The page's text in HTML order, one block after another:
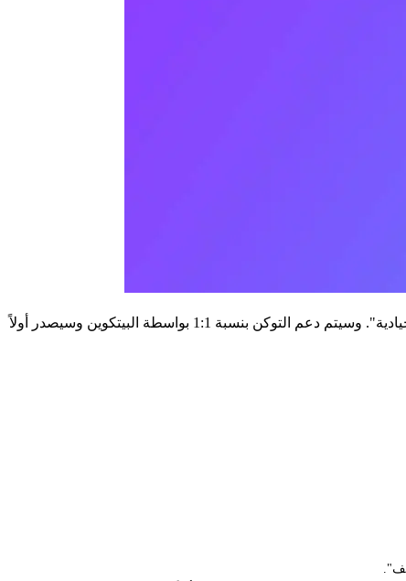
قالت شركة سيركل على موقعها الإلكتروني إن "cirBTC مصمم لتزويد المؤسسات بنسخة مغلفة من البتكوين تتميز بأعلى درجات الأمان والحيادية". وسيتم دعم التوكن بنسبة 1:1 بواسطة البيتكوين وسيصدر أولاً